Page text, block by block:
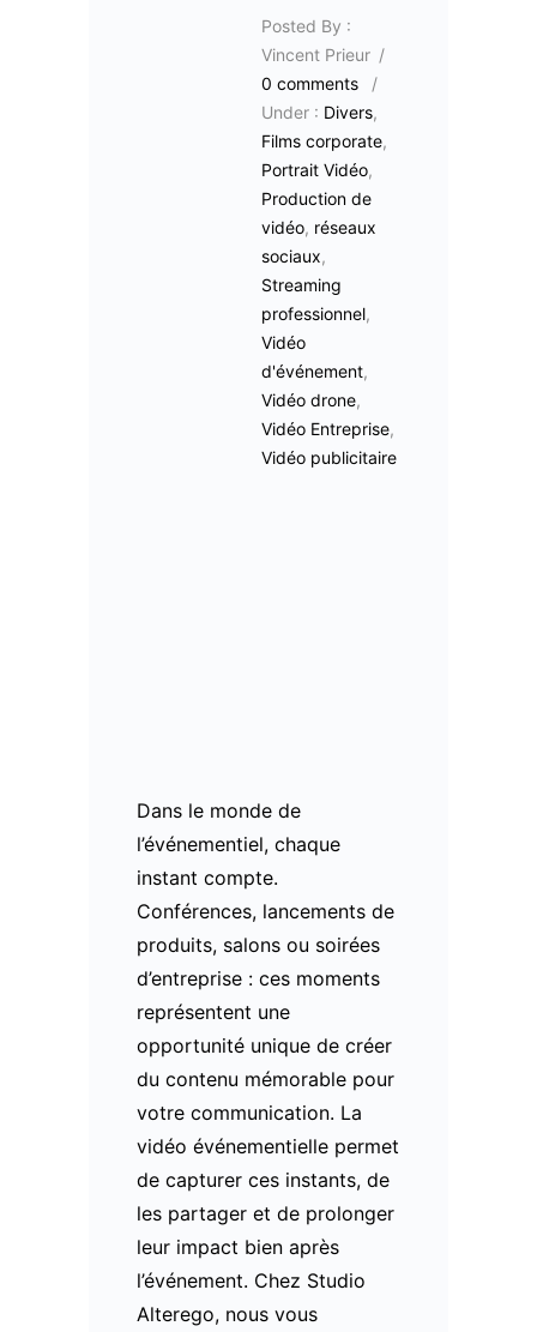
Posted By :
Vincent Prieur /
0 comments
/
Under : Divers,
Films corporate,
Portrait Vidéo,
Production de
vidéo, réseaux
sociaux,
Streaming
professionnel,
Vidéo
d'événement,
Vidéo drone,
Vidéo Entreprise,
Vidéo publicitaire
Dans le monde de
l’événementiel, chaque
instant compte.
Conférences, lancements de
produits, salons ou soirées
d’entreprise : ces moments
représentent une
opportunité unique de créer
du contenu mémorable pour
votre communication. La
vidéo événementielle permet
de capturer ces instants, de
les partager et de prolonger
leur impact bien après
l’événement. Chez Studio
Alterego, nous vous